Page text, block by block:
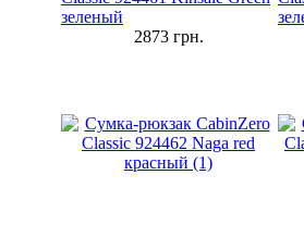
зеленый
2873грн.